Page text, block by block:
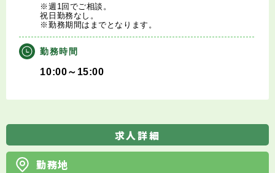
※週1回でご相談。
祝日勤務なし。
※勤務期間はまでとなります。
勤務時間
10:00～15:00
求人詳細
勤務地